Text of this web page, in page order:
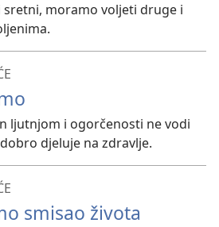
sretni, moramo voljeti druge i
ljutnjom i ogorčenosti ne vodi
djeluje na zdravlje.
smisao života